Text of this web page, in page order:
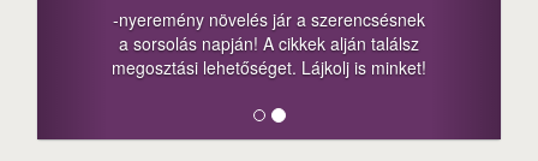
-nyeremény növelés jár a szerencsésnek
a sorsolás napján! A cikkek alján találsz
megosztási lehetőséget. Lájkolj is minket!